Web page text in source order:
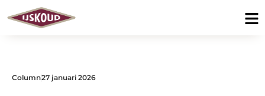
Column27 januari 2026